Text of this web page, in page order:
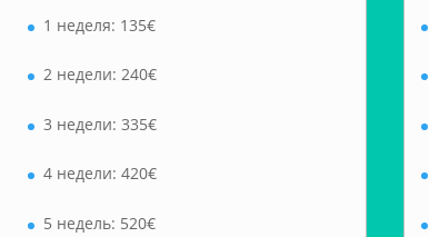
1 неделя: 135€
2 недели: 240€
3 недели: 335€
4 недели: 420€
5 недель: 520€